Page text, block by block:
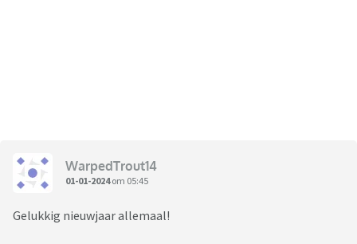
WarpedTrout14
01-01-2024om 05:45
Gelukkig nieuwjaar allemaal!